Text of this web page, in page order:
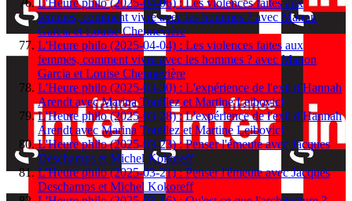
femmes, comment vivre avec les hommes ? avec Manon
Garcia et Louise Chennevière
L'Heure philo (2025-04-04) : Les violences faites aux
femmes, comment vivre avec les hommes ? avec Manon
Garcia et Louise Chennevière
L'Heure philo (2025-03-30) : L'expérience de l'exil d'Hannah
Arendt avec Marina Touillez et Martine Leibovici
L'Heure philo (2025-03-28) : L'expérience de l'exil d'Hannah
Arendt avec Marina Touillez et Martine Leibovici
L'Heure philo (2025-03-23) : Penser l'émeute avec Jacques
Deschamps et Michel Kokoreff
L'Heure philo (2025-03-21) : Penser l'émeute avec Jacques
Deschamps et Michel Kokoreff